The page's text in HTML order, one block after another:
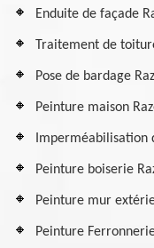
Enduite de façade
Traitement de
Pose de bardage
Peinture maison
Imperméabilisation
Peinture boiserie
Peinture mur
Peinture